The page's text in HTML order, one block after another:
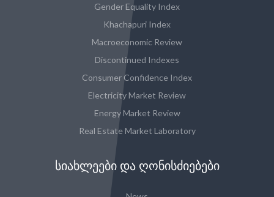
Gender Equality Index
Khachapuri Index
Macroeconomic Review
Discontinued Indexes
Consumer Confidence Index
Electricity Market Review
Energy Market Review
Real Estate Market Laboratory
ᲡᲘᲐᲮᲚᲔᲔᲑᲘ ᲓᲐ ᲦᲝᲜᲘᲡᲫᲘᲔᲑᲔᲑᲘ